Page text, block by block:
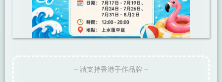
~ 請支持香港手作品牌 ~